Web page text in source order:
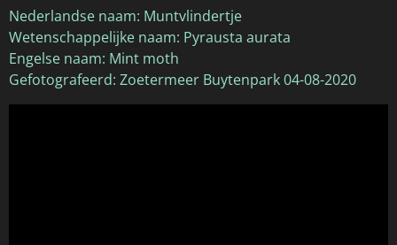
Nederlandse naam: Muntvlindertje
Wetenschappelijke naam: Pyrausta aurata
Engelse naam: Mint moth
Gefotografeerd: Zoetermeer Buytenpark 04-08-2020